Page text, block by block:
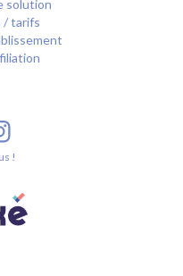
solution
/ tarifs
!